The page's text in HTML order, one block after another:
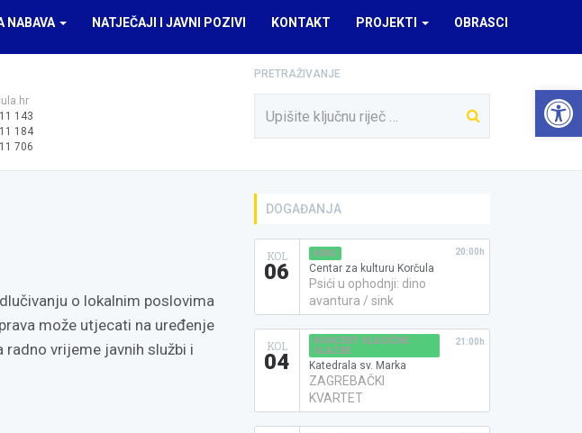
NABAVA NATJEČAJI I JAVNI POZIVI KONTAKT PROJEKTI OBRASCI
143
184
706
PRETRAŽIVANJE
o lokalnim poslovima
može utjecati na uređenje
vrijeme javnih službi i
DOGAĐANJA
KOL
06
KINO
Centar za kulturu Korčula
Psići u ophodnji: dino
avantura / sink
20:00h
KOL
04
KONCERT KLASIČNE
GLAZBE
Katedrala sv. Marka
ZAGREBAČKI
KVARTET
21:00h